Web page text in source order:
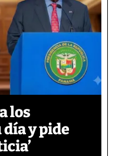
los
día y pide